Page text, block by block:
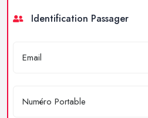
Identification Passager